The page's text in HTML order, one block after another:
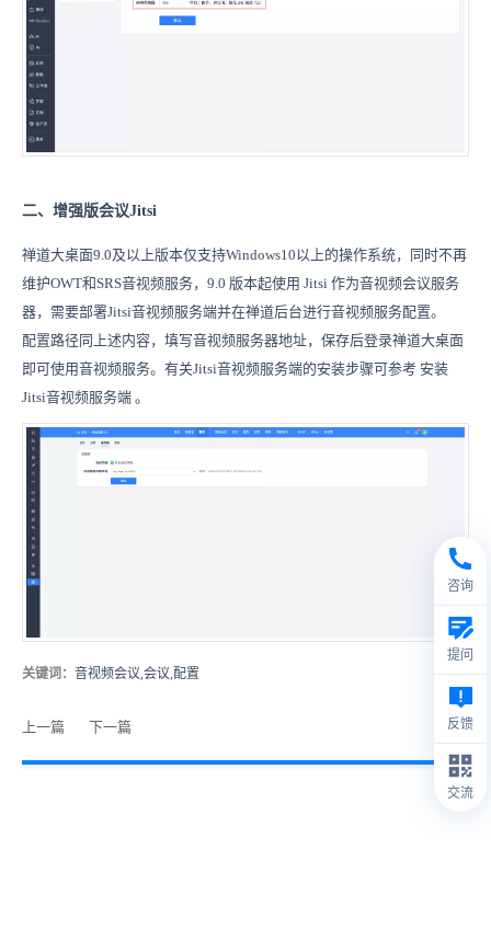
二、增强版会议Jitsi
禅道大桌面9.0及以上版本仅支持Windows10以上的操作系统，同时不再
维护OWT和SRS音视频服务，9.0 版本起使用 Jitsi 作为音视频会议服务
器， 需要部署Jitsi音视频服务端并在禅道后台进行音视频服务配置。
配置路径同上述内容，填写音视频服务器地址， 保存后登录禅道大桌面
即可使用音视频服务。 有关Jitsi音视频服务端的安装步骤可参考 安装
Jitsi音视频服务端 。
关键词 ：音视频会议,会议,配置
上一篇 下一篇
咨询
提问
反馈
交流